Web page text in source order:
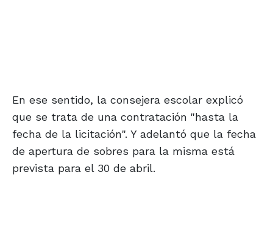
En ese sentido, la consejera escolar explicó
que se trata de una contratación "hasta la
fecha de la licitación". Y adelantó que la fecha
de apertura de sobres para la misma está
prevista para el 30 de abril.